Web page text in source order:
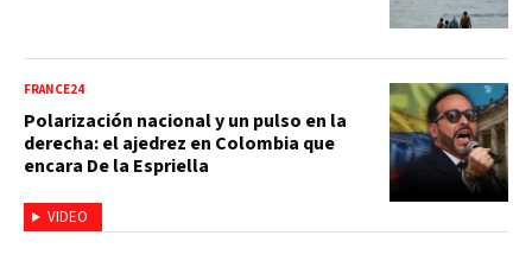
VIDEO
FRANCE24
Polarización nacional y un pulso en la
derecha: el ajedrez en Colombia que
encara De la Espriella